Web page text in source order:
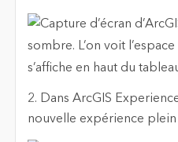
2. Dans ArcGIS
nouvelle expérience plein